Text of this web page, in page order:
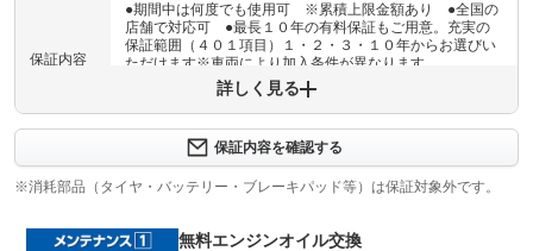
保証内容
●期間中は何度でも使用可 ※累積上限金額あり ●全国の
店舗で対応可 ●最長１０年の有料保証もご用意。充実の
保証範囲（４０１項目）１・２・３・１０年からお選びい
ただけます※車両により加入条件が異なります
保証項目
３ヶ月・３０００ｋｍ以内ならエンジン、トランスミッシ
ョン、ハイブリッド、ステアリング、ブレーキの各機構に
おける主要項目を無償修理（または交換）いたします。
修理回数 無制限
詳しく見る
保証内容を確認する
※消耗部品（タイヤ・バッテリー・ブレーキパッド等）は保証対象外です。
無料エンジンオイル交換